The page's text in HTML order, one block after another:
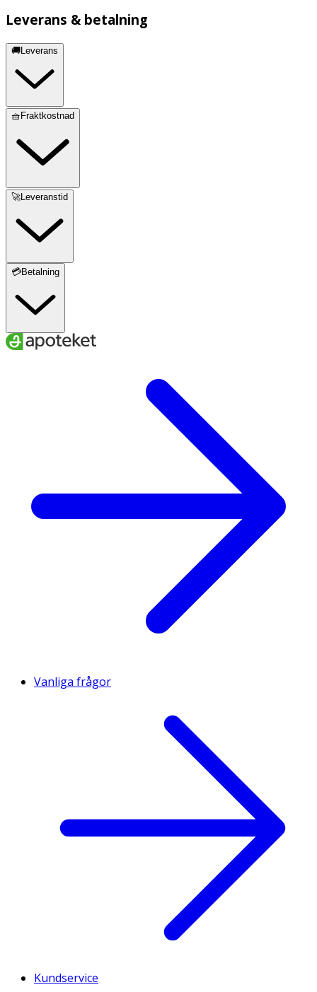
Leverans & betalning
🚚Leverans
🧺Fraktkostnad
🚀Leveranstid
💳Betalning
Vanliga frågor
Kundservice